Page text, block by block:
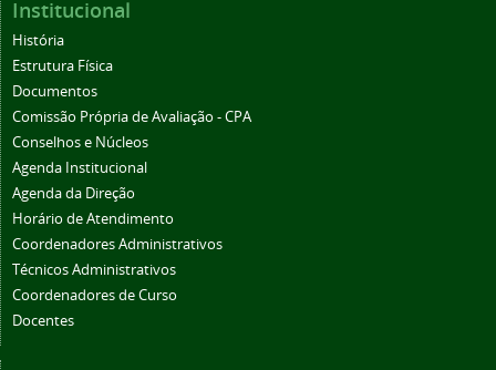
Institucional
História
Estrutura Física
Documentos
Comissão Própria de Avaliação - CPA
Conselhos e Núcleos
Agenda Institucional
Agenda da Direção
Horário de Atendimento
Coordenadores Administrativos
Técnicos Administrativos
Coordenadores de Curso
Docentes